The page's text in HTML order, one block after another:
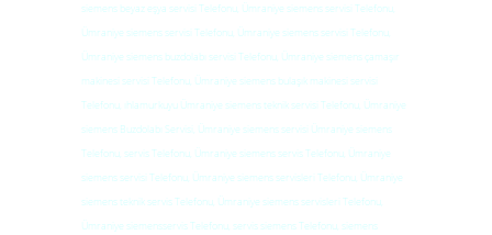
siemens beyaz eşya servisi Telefonu, Ümraniye siemens servisi Telefonu,
Ümraniye siemens servisi Telefonu, Ümraniye siemens servisi Telefonu,
Ümraniye siemens buzdolabı servisi Telefonu, Ümraniye siemens çamaşır
makinesi servisi Telefonu, Ümraniye siemens bulaşık makinesi servisi
Telefonu, ıhlamurkuyu Ümraniye siemens teknik servisi Telefonu, Ümraniye
siemens Buzdolabı Servisi, Ümraniye siemens servisi Ümraniye siemens
Telefonu, servis Telefonu, Ümraniye siemens servis Telefonu, Ümraniye
siemens servisi Telefonu, Ümraniye siemens servisleri Telefonu, Ümraniye
siemens teknik servis Telefonu, Ümraniye siemens servisleri Telefonu,
Ümraniye siemensservis Telefonu, servis siemens Telefonu, siemens